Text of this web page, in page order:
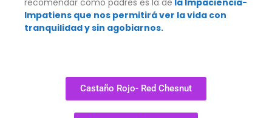
Impatiens que nos permitirá ver la vida con
tranquilidad y sin agobiarnos.
Castaño Rojo- Red Chesnut